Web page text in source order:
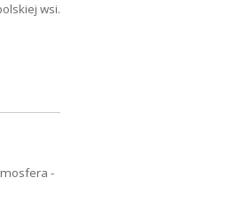
wsi.
-